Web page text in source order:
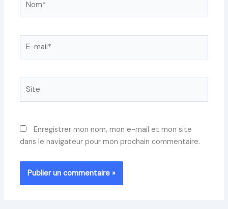
Enregistrer mon nom, mon e-mail et mon site
dans le navigateur pour mon prochain commentaire.